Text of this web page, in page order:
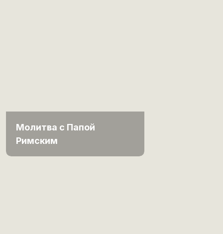
Молитва с Папой
Римским